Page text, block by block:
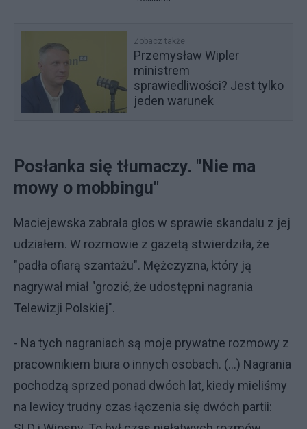
Zobacz także
Przemysław Wipler
ministrem
sprawiedliwości? Jest tylko
jeden warunek
Posłanka się tłumaczy. "Nie ma
mowy o mobbingu"
Maciejewska zabrała głos w sprawie skandalu z jej
udziałem. W rozmowie z gazetą stwierdziła, że
"padła ofiarą szantażu". Mężczyzna, który ją
nagrywał miał "grozić, że udostępni nagrania
Telewizji Polskiej".
- Na tych nagraniach są moje prywatne rozmowy z
pracownikiem biura o innych osobach. (...) Nagrania
pochodzą sprzed ponad dwóch lat, kiedy mieliśmy
na lewicy trudny czas łączenia się dwóch partii: